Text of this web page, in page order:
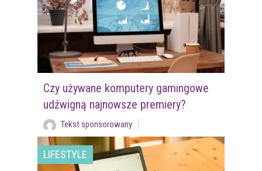
Czy używane komputery gamingowe
udźwigną najnowsze premiery?
Tekst sponsorowany
LIFESTYLE